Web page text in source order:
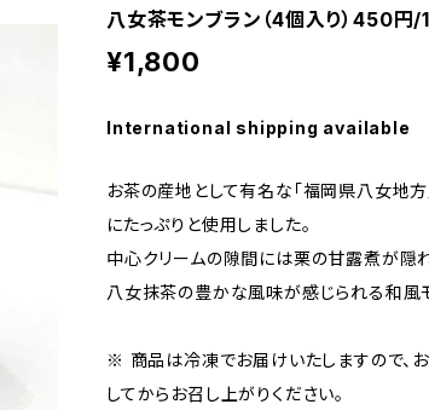
八女茶モンブラン（4個入り）450円/
¥1,800
International shipping available
お茶の産地として有名な「福岡県八女地
にたっぷりと使用しました。
中心クリームの隙間には栗の甘露煮が隠れ
八女抹茶の豊かな風味が感じられる和風モ
※ 商品は冷凍でお届けいたしますので、
してからお召し上がりください。